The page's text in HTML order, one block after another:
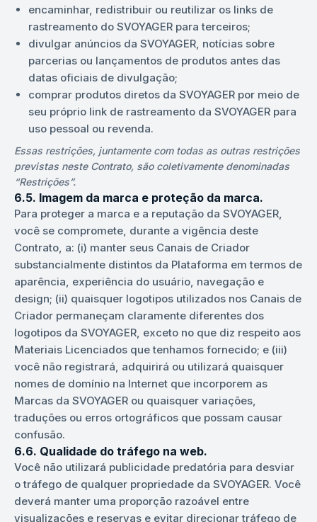
encaminhar, redistribuir ou reutilizar os links de
rastreamento do SVOYAGER para terceiros;
divulgar anúncios da SVOYAGER, notícias sobre
parcerias ou lançamentos de produtos antes das
datas oficiais de divulgação;
comprar produtos diretos da SVOYAGER por meio de
seu próprio link de rastreamento da SVOYAGER para
uso pessoal ou revenda.
Essas restrições, juntamente com todas as outras restrições
previstas neste Contrato, são coletivamente denominadas
“Restrições”.
6.5. Imagem da marca e proteção da marca.
Para proteger a marca e a reputação da SVOYAGER,
você se compromete, durante a vigência deste
Contrato, a: (i) manter seus Canais de Criador
substancialmente distintos da Plataforma em termos de
aparência, experiência do usuário, navegação e
design; (ii) quaisquer logotipos utilizados nos Canais de
Criador permaneçam claramente diferentes dos
logotipos da SVOYAGER, exceto no que diz respeito aos
Materiais Licenciados que tenhamos fornecido; e (iii)
você não registrará, adquirirá ou utilizará quaisquer
nomes de domínio na Internet que incorporem as
Marcas da SVOYAGER ou quaisquer variações,
traduções ou erros ortográficos que possam causar
confusão.
6.6. Qualidade do tráfego na web.
Você não utilizará publicidade predatória para desviar
o tráfego de qualquer propriedade da SVOYAGER. Você
deverá manter uma proporção razoável entre
visualizações e reservas e evitar direcionar tráfego de